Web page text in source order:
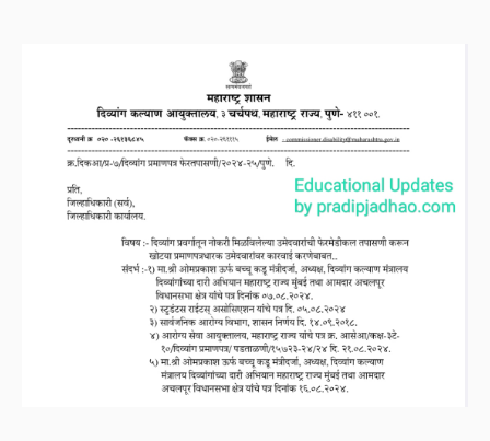
About Us Contact Us
Privacy Policy
Terms And Conditions
Disclaimer